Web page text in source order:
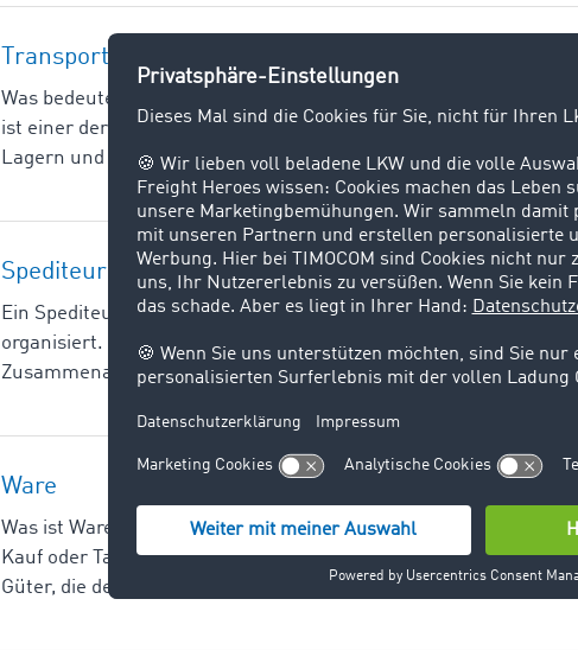
Transport
Was bedeutet Transport? Bei einem Transport befördern
ist einer der drei Hauptprozesse in der Logistik. Zu den
Lagern und Umschlagen. Durch die Vielzahl an logistischen
Spediteur
Ein Spediteur ist ein Kaufmann, der den Transport von Waren
organisiert. Welche Vorteile hat die Beauftragung eines
Zusammenarbeit mit einer Spedition von Vorteil,
Ware
Was ist Ware? Ware ist ein bewegliches Produkt und bezeichnet
Kauf oder Tausch erwerbbar ist. Nach
Güter, die der Befriedigung bestimmter menschlicher